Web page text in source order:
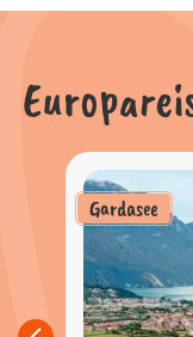
Gardasee